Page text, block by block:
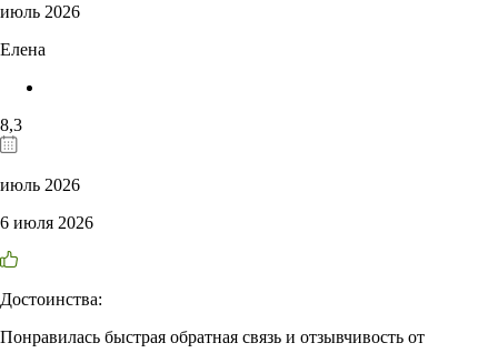
июль 2026
Елена
8,3
июль 2026
6 июля 2026
Достоинства:
Понравилась быстрая обратная связь и отзывчивость от